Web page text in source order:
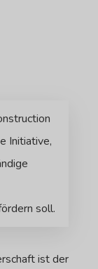
Initiative,
soll.
ist der